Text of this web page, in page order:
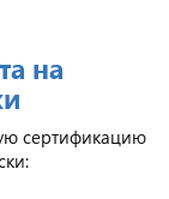
на
сертификацию